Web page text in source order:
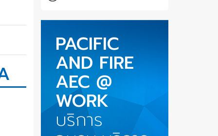
PACIFIC
AND FIRE
AEC @
WORK
บริการ